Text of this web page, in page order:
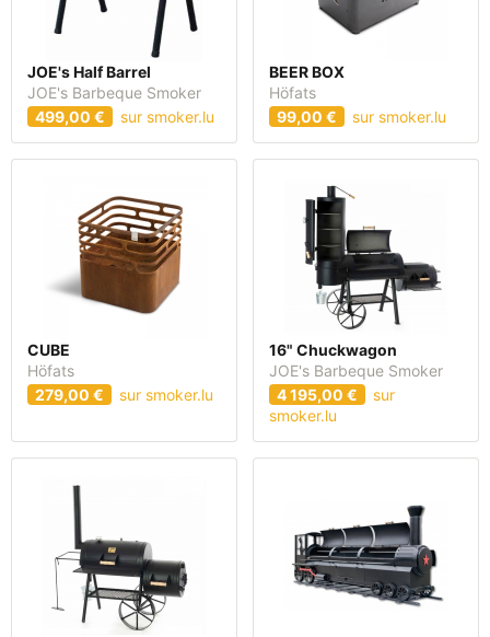
JOE's Half Barrel
JOE's Barbeque Smoker
499,00 €
sur smoker.lu
BEER BOX
Höfats
99,00 €
sur smoker.lu
CUBE
Höfats
279,00 €
sur smoker.lu
16" Chuckwagon
JOE's Barbeque Smoker
4 195,00 €
sur
smoker.lu